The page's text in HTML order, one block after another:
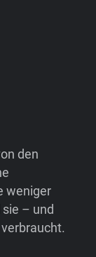
den
weniger
– und